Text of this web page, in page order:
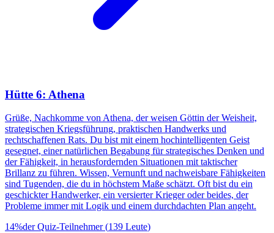
Hütte 6: Athena
Grüße, Nachkomme von Athena, der weisen Göttin der Weisheit,
strategischen Kriegsführung, praktischen Handwerks und
rechtschaffenen Rats. Du bist mit einem hochintelligenten Geist
gesegnet, einer natürlichen Begabung für strategisches Denken und
der Fähigkeit, in herausfordernden Situationen mit taktischer
Brillanz zu führen. Wissen, Vernunft und nachweisbare Fähigkeiten
sind Tugenden, die du in höchstem Maße schätzt. Oft bist du ein
geschickter Handwerker, ein versierter Krieger oder beides, der
Probleme immer mit Logik und einem durchdachten Plan angeht.
14%der Quiz-Teilnehmer(139 Leute)